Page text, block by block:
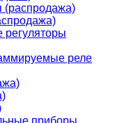
(распродажа)
регуляторы
реле
приборы